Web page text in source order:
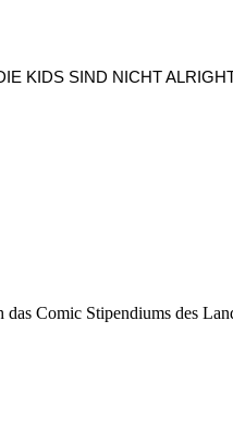
KIDS SIND NICHT
Comic Stipendiums des